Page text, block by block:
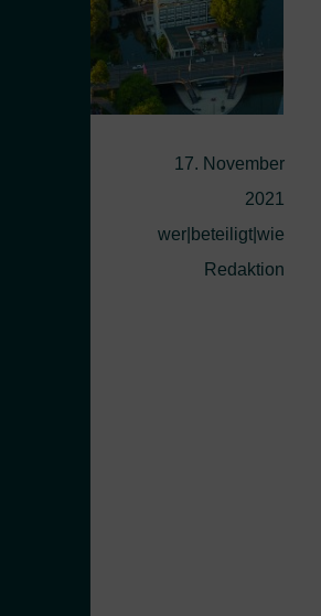
17. November
2021
wer|beteiligt|wie
Redaktion